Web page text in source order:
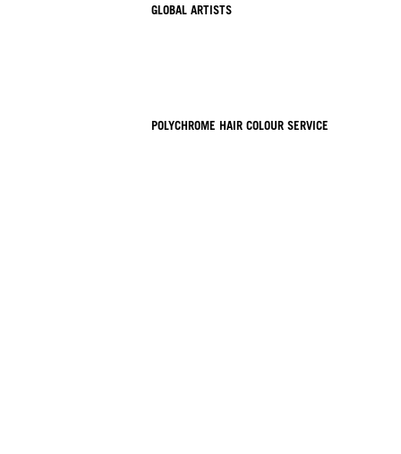
GLOBAL ARTISTS
POLYCHROME HAIR COLOUR SERVICE